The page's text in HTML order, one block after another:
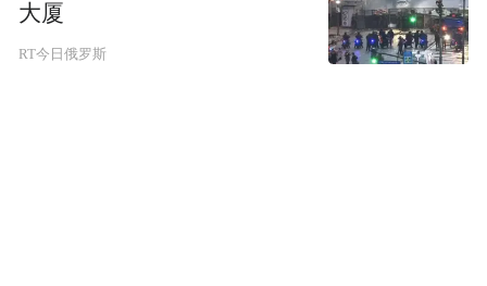
大厦
RT今日俄罗斯